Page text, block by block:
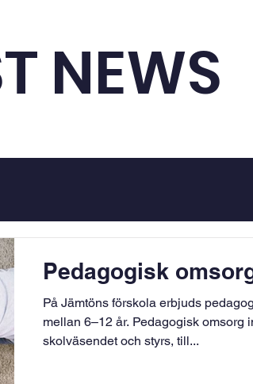
NEWS
Pedagogisk
På Jämtöns förskola erbjuds
mellan 6–12 år. Pedagogisk omsorg
skolväsendet och styrs, till...